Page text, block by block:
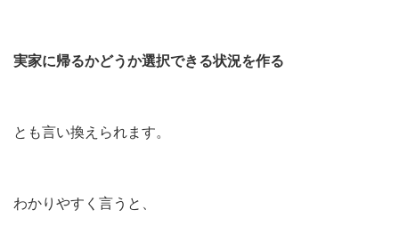
実家に帰るかどうか選択できる状況を作る
とも言い換えられます。
わかりやすく言うと、